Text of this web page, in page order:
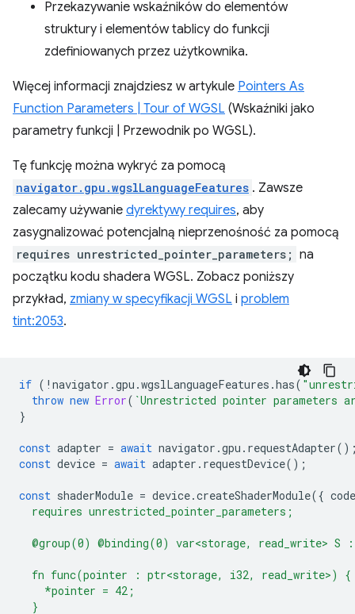
Przekazywanie wskaźników do elementów
struktury i elementów tablicy do funkcji
zdefiniowanych przez użytkownika.
Więcej informacji znajdziesz w artykule Pointers As
Function Parameters | Tour of WGSL (Wskaźniki jako
parametry funkcji | Przewodnik po WGSL).
Tę funkcję można wykryć za pomocą
navigator.gpu.wgslLanguageFeatures . Zawsze
zalecamy używanie dyrektywy requires, aby
zasygnalizować potencjalną nieprzenośność za pomocą
requires unrestricted_pointer_parameters; na
początku kodu shadera WGSL. Zobacz poniższy
przykład, zmiany w specyfikacji WGSL i problem
tint:2053.
if ( ! navigator .gpu .wgslLanguageFeatures .has(
throw new Error( `Unrestricted pointer parameters
}
const adapter = await navigator .gpu . requestAdapter
const device = await adapter . requestDevice();
const shaderModule = device.createShaderModule({ code
  requires unrestricted_pointer_parameters;
@group(0) @binding(0) var<storage, read_write> S
  fn func(pointer : ptr<storage, i32, read_write>) {
    *pointer = 42;
  }